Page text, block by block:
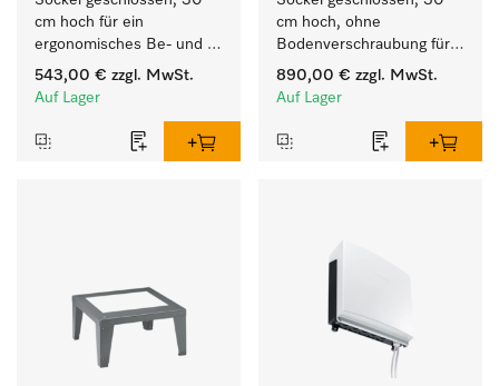
cm hoch für ein
ergonomisches Be- und
Entladen von
Waschmaschine und
543,00 € zzgl. MwSt.
Auf Lager
cm hoch, ohne
Bodenverschraubung für
ein ergonomisches Be-
und Entladen von
Trockner.
890,00 € zzgl. MwSt.
Auf Lager